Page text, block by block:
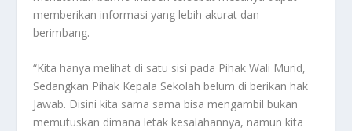
memberikan informasi yang lebih akurat dan
berimbang.
“Kita hanya melihat di satu sisi pada Pihak Wali Murid,
Sedangkan Pihak Kepala Sekolah belum di berikan hak
Jawab. Disini kita sama sama bisa mengambil bukan
memutuskan dimana letak kesalahannya, namun kita